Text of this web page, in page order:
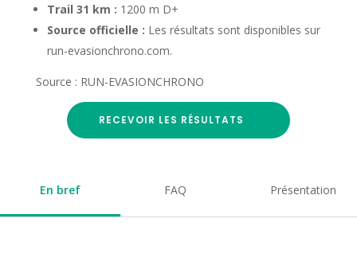
Trail 31 km : 1200 m D+
Source officielle : Les résultats sont disponibles sur
run-evasionchrono.com.
Source : RUN-EVASIONCHRONO
RECEVOIR LES RÉSULTATS
En bref FAQ Présentation